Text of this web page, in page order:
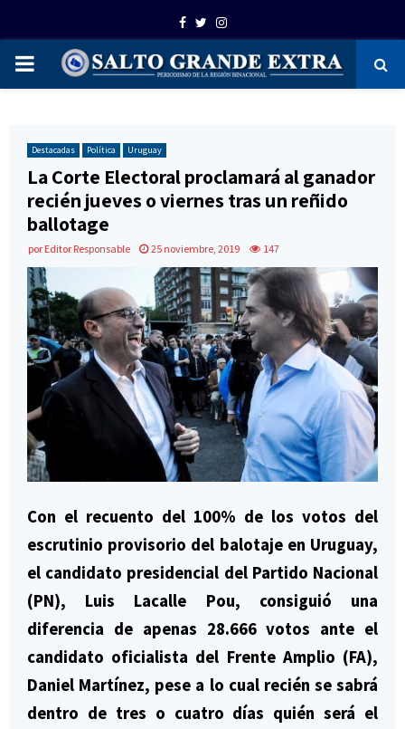
Facebook
TwitterInstagram
PRIMARY
Destacadas Política Uruguay
La Corte Electoral proclamará al ganador
recién jueves o viernes tras un reñido
ballotage
por Editor Responsable 25 noviembre, 2019 147
20181127/ Javier Calvelo - adhocFOTOS/ URUGUAY/ MONTEVIDEO/
Palacio Legislativo/ "Juventudes por la Democracia" A 35 años del
Río de Libertad se realiza un evento en la explanada del Palacio
Legislativo, organizado por la Interpartidaria de Juventudes, con la
presencia de representantes de los cuatro partidos políticos con
representación parlamentaria para celebrar el acto realizado el 27 de
noviembre de 1983 en el obelisco. En la foto: Daniel Martinez y Luis
Lacalle Pou en el acto "Juventudes por la Democracia" A 35 años del
Río de Libertad en la explanada del Palacio Legislativo. Foto: Javier
Calvelo / adhocFOTOS
Con el recuento del 100% de los votos del
escrutinio provisorio del balotaje en Uruguay,
el candidato presidencial del Partido Nacional
(PN), Luis Lacalle Pou, consiguió una
diferencia de apenas 28.666 votos ante el
candidato oficialista del Frente Amplio (FA),
Daniel Martínez, pese a lo cual recién se sabrá
dentro de tres o cuatro días quién será el